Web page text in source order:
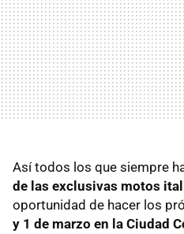
Así todos los que siempre
de las exclusivas motos
oportunidad de hacer los
y 1 de marzo en la Ciudad